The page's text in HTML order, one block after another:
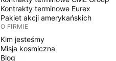
Kontrakty terminowe Eurex
Pakiet akcji amerykańskich
O FIRMIE
Kim jesteśmy
Misja kosmiczna
Blog